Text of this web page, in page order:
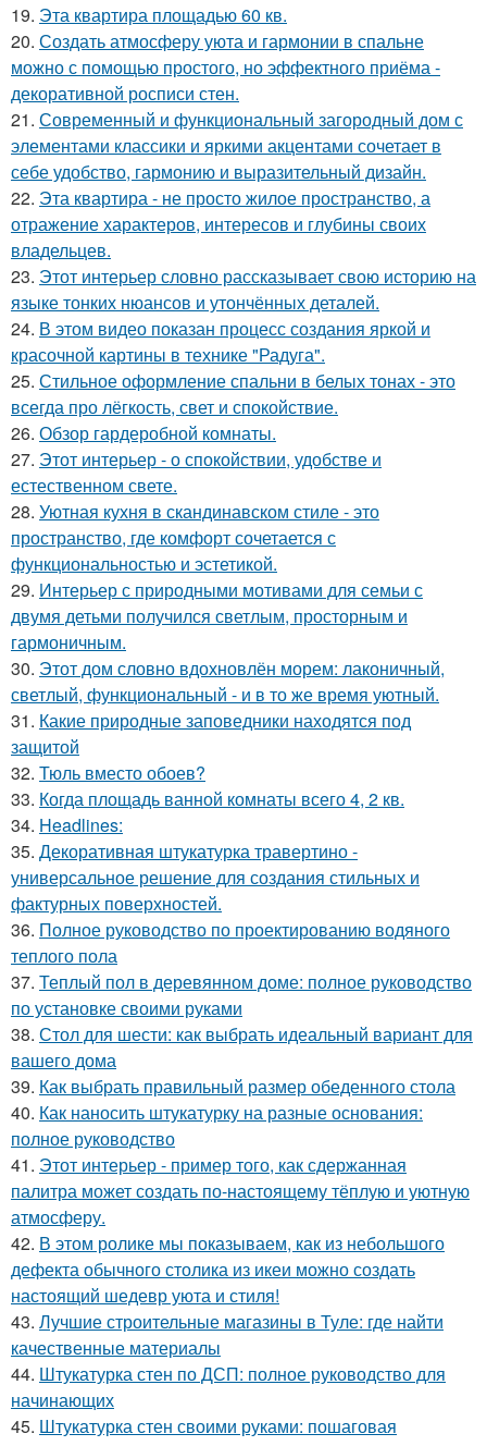
19. Эта квартира площадью 60 кв.
20. Создать атмосферу уюта и гармонии в спальне
можно с помощью простого, но эффектного приёма -
декоративной росписи стен.
21. Современный и функциональный загородный дом с
элементами классики и яркими акцентами сочетает в
себе удобство, гармонию и выразительный дизайн.
22. Эта квартира - не просто жилое пространство, а
отражение характеров, интересов и глубины своих
владельцев.
23. Этот интерьер словно рассказывает свою историю на
языке тонких нюансов и утончённых деталей.
24. В этом видео показан процесс создания яркой и
красочной картины в технике "Радуга".
25. Стильное оформление спальни в белых тонах - это
всегда про лёгкость, свет и спокойствие.
26. Обзор гардеробной комнаты.
27. Этот интерьер - о спокойствии, удобстве и
естественном свете.
28. Уютная кухня в скандинавском стиле - это
пространство, где комфорт сочетается с
функциональностью и эстетикой.
29. Интерьер с природными мотивами для семьи с
двумя детьми получился светлым, просторным и
гармоничным.
30. Этот дом словно вдохновлён морем: лаконичный,
светлый, функциональный - и в то же время уютный.
31. Какие природные заповедники находятся под
защитой
32. Тюль вместо обоев?
33. Когда площадь ванной комнаты всего 4, 2 кв.
34. Headlines:
35. Декоративная штукатурка травертино -
универсальное решение для создания стильных и
фактурных поверхностей.
36. Полное руководство по проектированию водяного
теплого пола
37. Теплый пол в деревянном доме: полное руководство
по установке своими руками
38. Стол для шести: как выбрать идеальный вариант для
вашего дома
39. Как выбрать правильный размер обеденного стола
40. Как наносить штукатурку на разные основания:
полное руководство
41. Этот интерьер - пример того, как сдержанная
палитра может создать по-настоящему тёплую и уютную
атмосферу.
42. В этом ролике мы показываем, как из небольшого
дефекта обычного столика из икеи можно создать
настоящий шедевр уюта и стиля!
43. Лучшие строительные магазины в Туле: где найти
качественные материалы
44. Штукатурка стен по ДСП: полное руководство для
начинающих
45. Штукатурка стен своими руками: пошаговая